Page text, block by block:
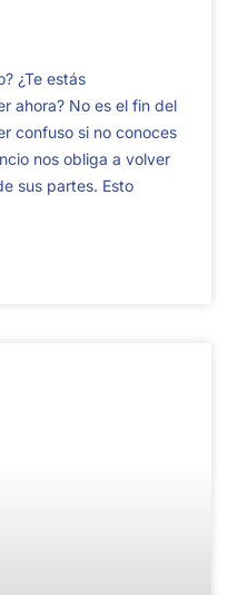
¿Te estás
ahora? No es el fin del
confuso si no conoces
nos obliga a volver
sus partes. Esto